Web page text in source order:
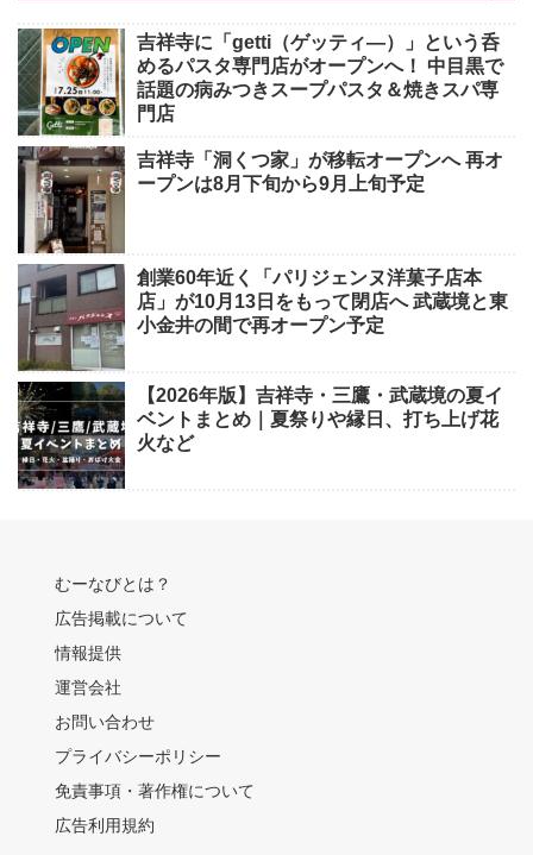
吉祥寺に「getti（ゲッティ―）」という呑
めるパスタ専門店がオープンへ！ 中目黒で
話題の病みつきスープパスタ＆焼きスパ専
門店
吉祥寺「洞くつ家」が移転オープンへ 再オ
ープンは8月下旬から9月上旬予定
創業60年近く「パリジェンヌ洋菓子店本
店」が10月13日をもって閉店へ 武蔵境と東
小金井の間で再オープン予定
【2026年版】吉祥寺・三鷹・武蔵境の夏イ
ベントまとめ｜夏祭りや縁日、打ち上げ花
火など
むーなびとは？
広告掲載について
情報提供
運営会社
お問い合わせ
プライバシーポリシー
免責事項・著作権について
広告利用規約